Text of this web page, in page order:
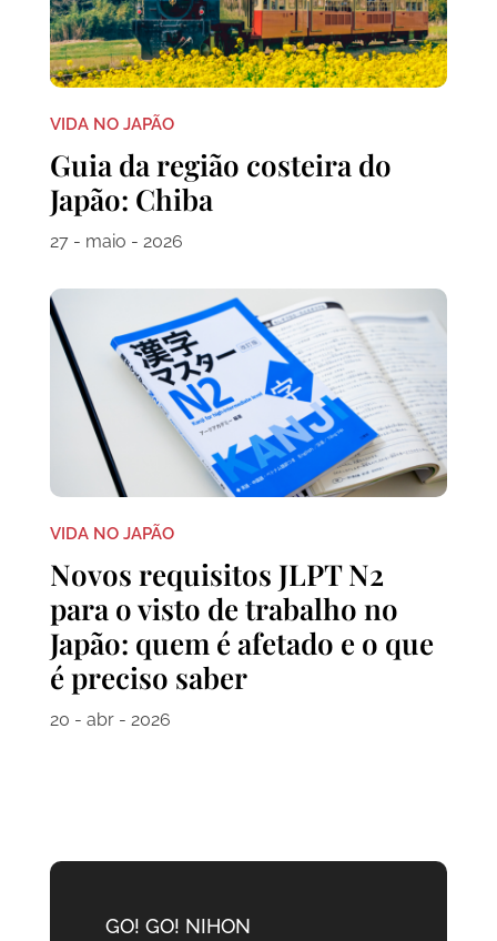
VIDA NO JAPÃO
Guia da região costeira do
Japão: Chiba
27 - maio - 2026
VIDA NO JAPÃO
Novos requisitos JLPT N2
para o visto de trabalho no
Japão: quem é afetado e o que
é preciso saber
20 - abr - 2026
GO! GO! NIHON